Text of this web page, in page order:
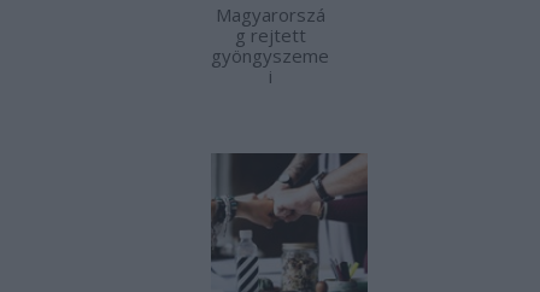
Magyarorszá
g rejtett
gyöngyszeme
i